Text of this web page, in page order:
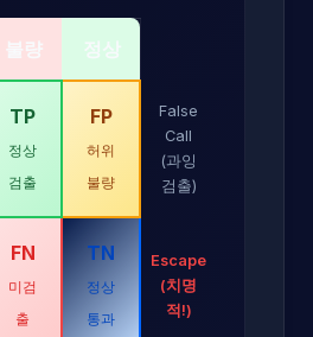
불량 정상
TP
정상
검출
FP
허위
불량
False
Call
(과잉
검출)
FN
미검
출
TN
정상
통과
Escape
(치명
적!)